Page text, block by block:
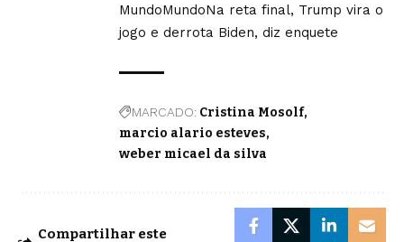
MundoMundoNa reta final, Trump vira o
jogo e derrota Biden, diz enquete
MARCADO: Cristina Mosolf
marcio alario esteves
weber micael da silva
Compartilhar este